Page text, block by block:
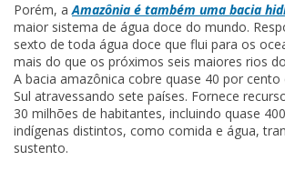
Porém, aAmazônia é também uma bacia
maior sistema de água doce do mundo.
sexto de toda água doce que flui para os
mais do que os próximos seis maiores rios
A bacia amazônica cobre quase 40 por cento
Sul atravessando sete países. Fornece
30 milhões de habitantes, incluindo quase
indígenas distintos, como comida e água,
sustento.